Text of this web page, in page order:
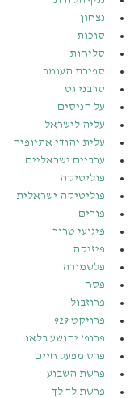
נצחון
סוכות
סליחות
ספירת העומר
סרבני גט
על הניסים
עליה לישראל
עלית יהודי אתיופיה
ערביים ישראליים
פוליטיקה
פוליטיקה ישראלית
פורים
פיגועי טרור
פיזיקה
פלשמורה
פסח
פרוזבול
פרויקט 929
פרופ’ יהושע בלאו
פרס מפעל חיים
פרשת השבוע
פרשת לך לך